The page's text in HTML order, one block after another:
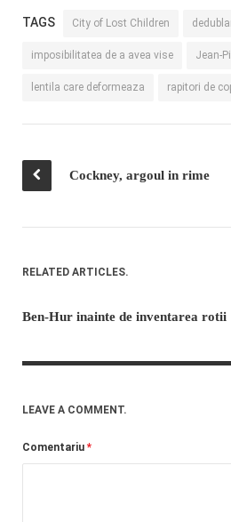
TAGS City of Lost Children
imposibilitatea de a avea vise Jean-
lentila care deformeaza rapitori de
Cockney, argoul in rime
RELATED ARTICLES.
Ben-Hur inainte de inventarea rotii
LEAVE A COMMENT.
Comentariu *